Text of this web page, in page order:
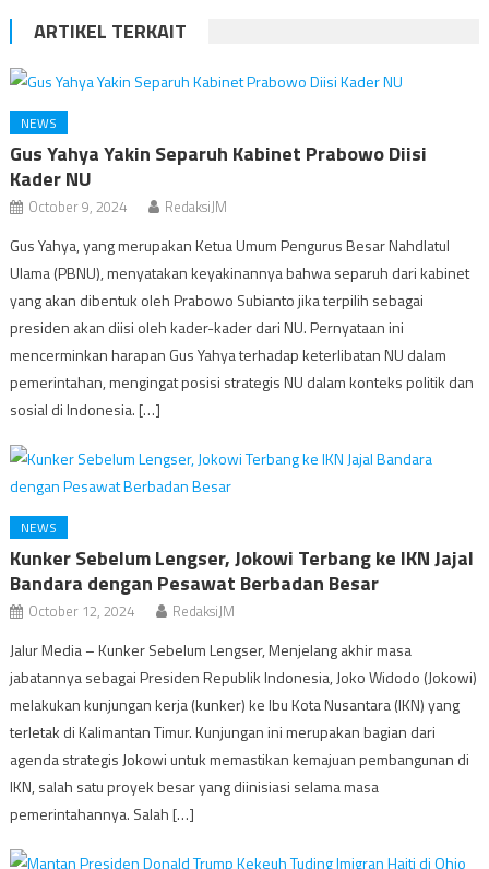
ARTIKEL TERKAIT
NEWS
Gus Yahya Yakin Separuh Kabinet Prabowo Diisi
Kader NU
October 9, 2024 RedaksiJM
Gus Yahya, yang merupakan Ketua Umum Pengurus Besar Nahdlatul
Ulama (PBNU), menyatakan keyakinannya bahwa separuh dari kabinet
yang akan dibentuk oleh Prabowo Subianto jika terpilih sebagai
presiden akan diisi oleh kader-kader dari NU. Pernyataan ini
mencerminkan harapan Gus Yahya terhadap keterlibatan NU dalam
pemerintahan, mengingat posisi strategis NU dalam konteks politik dan
sosial di Indonesia. […]
NEWS
Kunker Sebelum Lengser, Jokowi Terbang ke IKN Jajal
Bandara dengan Pesawat Berbadan Besar
October 12, 2024 RedaksiJM
Jalur Media – Kunker Sebelum Lengser, Menjelang akhir masa
jabatannya sebagai Presiden Republik Indonesia, Joko Widodo (Jokowi)
melakukan kunjungan kerja (kunker) ke Ibu Kota Nusantara (IKN) yang
terletak di Kalimantan Timur. Kunjungan ini merupakan bagian dari
agenda strategis Jokowi untuk memastikan kemajuan pembangunan di
IKN, salah satu proyek besar yang diinisiasi selama masa
pemerintahannya. Salah […]